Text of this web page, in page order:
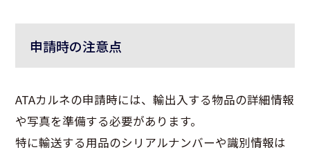
申請時の注意点
ATAカルネの申請時には、輸出入する物品の詳細情報
や写真を準備する必要があります。
特に輸送する用品のシリアルナンバーや識別情報は